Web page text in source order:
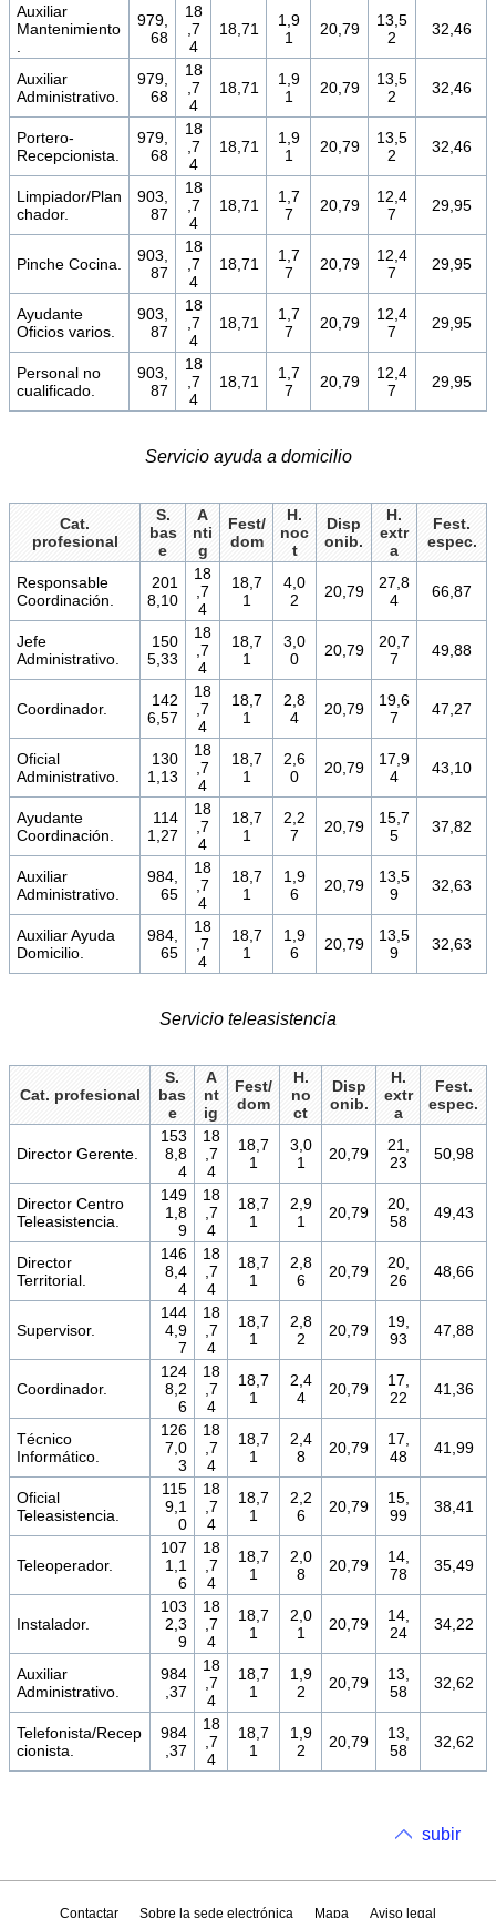
Auxiliar
Mantenimiento
979,
68
18
,7
4
18,71
1,9
1
20,79
13,5
2
32,46
Auxiliar
Administrativo.
979,
68
18
,7
4
18,71
1,9
1
20,79
13,5
2
32,46
Portero-
Recepcionista.
979,
68
18
,7
4
18,71
1,9
1
20,79
13,5
2
32,46
Limpiador/Plan
chador.
903,
87
18
,7
4
18,71
1,7
7
20,79
12,4
7
29,95
Pinche Cocina.
903,
87
18
,7
4
18,71
1,7
7
20,79
12,4
7
29,95
Ayudante
Oficios varios.
903,
87
18
,7
4
18,71
1,7
7
20,79
12,4
7
29,95
Personal no
cualificado.
903,
87
18
,7
4
18,71
1,7
7
20,79
12,4
7
29,95
Servicio ayuda a domicilio
Cat.
profesional
S.
bas
e
A
nti
g
Fest/
dom
H.
noc
t
Disp
onib.
H.
extr
a
Fest.
espec.
Responsable
Coordinación.
201
8,10
18
,7
4
18,7
1
4,0
2
20,79
27,8
4
66,87
Jefe
Administrativo.
150
5,33
18
,7
4
18,7
1
3,0
0
20,79
20,7
7
49,88
Coordinador.
142
6,57
18
,7
4
18,7
1
2,8
4
20,79
19,6
7
47,27
Oficial
Administrativo.
130
1,13
18
,7
4
18,7
1
2,6
0
20,79
17,9
4
43,10
Ayudante
Coordinación.
114
1,27
18
,7
4
18,7
1
2,2
7
20,79
15,7
5
37,82
Auxiliar
Administrativo.
984,
65
18
,7
4
18,7
1
1,9
6
20,79
13,5
9
32,63
Auxiliar Ayuda
Domicilio.
984,
65
18
,7
4
18,7
1
1,9
6
20,79
13,5
9
32,63
Servicio teleasistencia
Cat. profesional
S.
bas
e
A
nt
ig
Fest/
dom
H.
no
ct
Disp
onib.
H.
extr
a
Fest.
espec.
Director Gerente.
153
8,8
4
18
,7
4
18,7
1
3,0
1
20,79
21,
23
50,98
Director Centro
Teleasistencia.
149
1,8
9
18
,7
4
18,7
1
2,9
1
20,79
20,
58
49,43
Director
Territorial.
146
8,4
4
18
,7
4
18,7
1
2,8
6
20,79
20,
26
48,66
Supervisor.
144
4,9
7
18
,7
4
18,7
1
2,8
2
20,79
19,
93
47,88
Coordinador.
124
8,2
6
18
,7
4
18,7
1
2,4
4
20,79
17,
22
41,36
Técnico
Informático.
126
7,0
3
18
,7
4
18,7
1
2,4
8
20,79
17,
48
41,99
Oficial
Teleasistencia.
115
9,1
0
18
,7
4
18,7
1
2,2
6
20,79
15,
99
38,41
Teleoperador.
107
1,1
6
18
,7
4
18,7
1
2,0
8
20,79
14,
78
35,49
Instalador.
103
2,3
9
18
,7
4
18,7
1
2,0
1
20,79
14,
24
34,22
Auxiliar
Administrativo.
984
,37
18
,7
4
18,7
1
1,9
2
20,79
13,
58
32,62
Telefonista/Recep
cionista.
984
,37
18
,7
4
18,7
1
1,9
2
20,79
13,
58
32,62
subir
Contactar Sobre la sede electrónica Mapa Aviso legal